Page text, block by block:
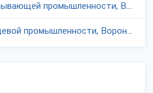
Оборудование добывающей промышленности, Воронежская область
Оборудование пищевой промышленности, Воронежская область